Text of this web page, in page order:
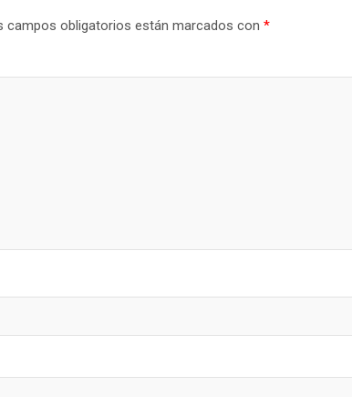
campos obligatorios están marcados con *